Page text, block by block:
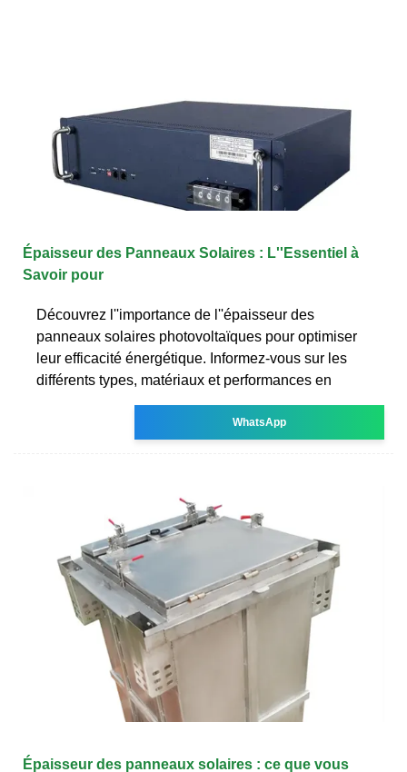
Épaisseur des Panneaux Solaires : L''Essentiel à
Savoir pour
Découvrez l''importance de l''épaisseur des
panneaux solaires photovoltaïques pour optimiser
leur efficacité énergétique. Informez-vous sur les
différents types, matériaux et performances en
WhatsApp
Épaisseur des panneaux solaires : ce que vous